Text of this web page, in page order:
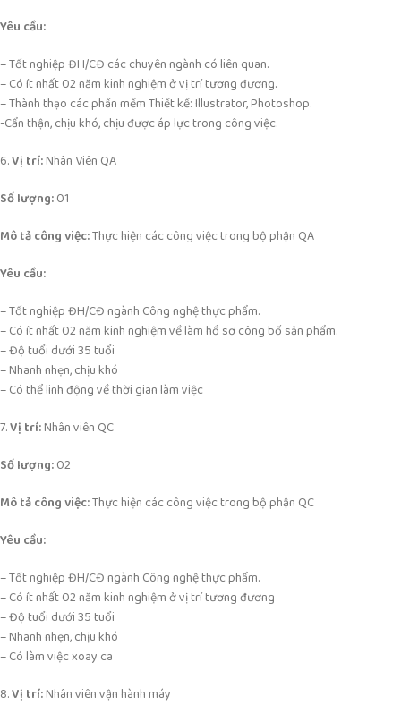
Yêu cầu:
– Tốt nghiệp ĐH/CĐ các chuyên ngành có liên quan.
– Có ít nhất 02 năm kinh nghiệm ở vị trí tương đương.
– Thành thạo các phần mềm Thiết kế: Illustrator, Photoshop.
-Cẩn thận, chịu khó, chịu được áp lực trong công việc.
6.Vị trí:Nhân Viên QA
Số lượng:01
Mô tả công việc:Thực hiện các công việc trong bộ phận QA
Yêu cầu:
– Tốt nghiệp ĐH/CĐ ngành Công nghệ thực phẩm.
– Có ít nhất 02 năm kinh nghiệm về làm hồ sơ công bố sản phẩm.
– Độ tuổi dưới 35 tuổi
– Nhanh nhẹn, chịu khó
– Có thể linh động về thời gian làm việc
7.Vị trí:Nhân viên QC
Số lượng:02
Mô tả công việc:Thực hiện các công việc trong bộ phận QC
Yêu cầu:
– Tốt nghiệp ĐH/CĐ ngành Công nghệ thực phẩm.
– Có ít nhất 02 năm kinh nghiệm ở vị trí tương đương
– Độ tuổi dưới 35 tuổi
– Nhanh nhẹn, chịu khó
– Có làm việc xoay ca
8.Vị trí:Nhân viên vận hành máy